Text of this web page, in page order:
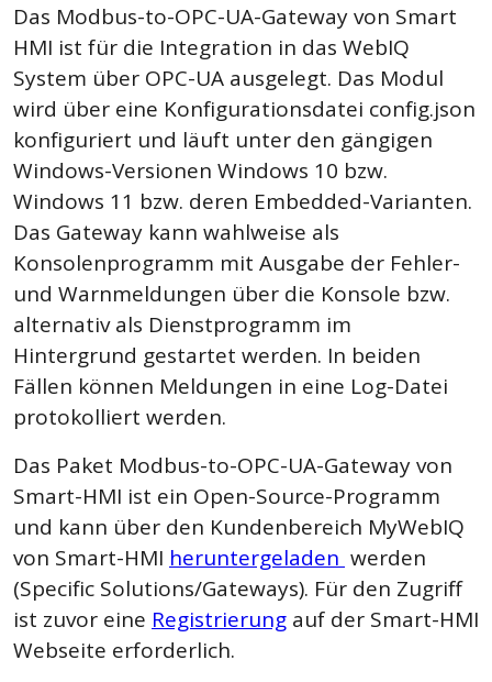
Das Modbus-to-OPC-UA-Gateway von Smart
HMI ist für die Integration in das WebIQ
System über OPC-UA ausgelegt. Das Modul
wird über eine Konfigurationsdatei config.json
konfiguriert und läuft unter den gängigen
Windows-Versionen Windows 10 bzw.
Windows 11 bzw. deren Embedded-Varianten.
Das Gateway kann wahlweise als
Konsolenprogramm mit Ausgabe der Fehler-
und Warnmeldungen über die Konsole bzw.
alternativ als Dienstprogramm im
Hintergrund gestartet werden. In beiden
Fällen können Meldungen in eine Log-Datei
protokolliert werden.
Das Paket Modbus-to-OPC-UA-Gateway von
Smart-HMI ist ein Open-Source-Programm
und kann über den Kundenbereich MyWebIQ
von Smart-HMI heruntergeladen werden
(Specific Solutions/Gateways). Für den Zugriff
ist zuvor eine Registrierung auf der Smart-HMI
Webseite erforderlich.